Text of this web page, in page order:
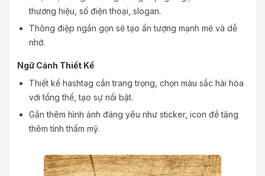
thương hiệu, số điện thoại, slogan.
Thông điệp ngắn gọn sẽ tạo ấn tượng mạnh mẽ và dễ
nhớ.
Ngữ Cảnh Thiết Kế
Thiết kế hashtag cần trang trọng, chọn màu sắc hài hòa
với tổng thể, tạo sự nổi bật.
Gắn thêm hình ảnh đáng yêu như sticker, icon để tăng
thêm tính thẩm mỹ.